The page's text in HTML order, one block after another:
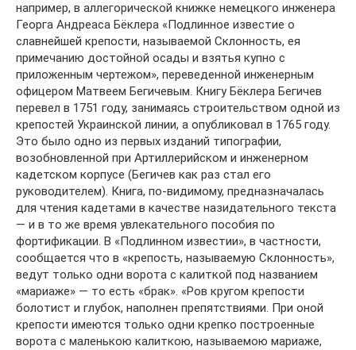
например, в аллегорической книжке немецкого инженера
Георга Андреаса Бёклера «Подлинное известие о
славнейшей крепости, называемой Склонность, ея
примечанию достойной осады и взятья купно с
приложенным чертежом», переведенной инженерным
офицером Матвеем Бегичевым. Книгу Бёклера Бегичев
перевел в 1751 году, занимаясь строительством одной из
крепостей Украинской линии, а опубликовал в 1765 году.
Это было одно из первых изданий типографии,
возобновленной при Артиллерийском и инженерном
кадетском корпусе (Бегичев как раз стал его
руководителем). Книга, по-видимому, предназначалась
для чтения кадетами в качестве назидательного текста
— и в то же время увлекательного пособия по
фортификации. В «Подлинном известии», в частности,
сообщается что в «крепость, называемую Склонность»,
ведут только одни ворота с калиткой под названием
«мариаже» — то есть «брак». «Ров кругом крепости
болотист и глубок, наполнен препятствиями. При оной
крепости имеются только одни крепко построенные
ворота с маленькою калиткою, называемою мариаже,